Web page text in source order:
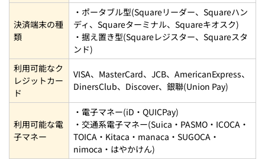
決済端末の種
類
・ポータブル型(Squareリーダー、Squareハン
ディ、Squareターミナル、Squareキオスク)
・据え置き型(Squareレジスター、Squareスタ
ンド)
利用可能なク
レジットカー
ド
VISA、MasterCard、JCB、AmericanExpress、
DinersClub、Discover、銀聯(Union Pay)
利用可能な電
子マネー
・電子マネー(iD・QUICPay)
・交通系電子マネー(Suica・PASMO・ICOCA・
TOICA・Kitaca・manaca・SUGOCA・
nimoca・はやかけん)